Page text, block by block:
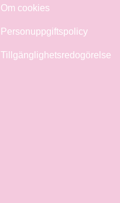
Om cookies
Personuppgiftspolicy
Tillgänglighetsredogörelse